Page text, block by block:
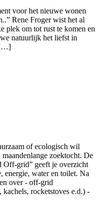
voor het nieuwe wonen
Rene Froger wist het al
plek om tot rust te komen en
natuurlijk het liefst in
[…]
of ecologisch wil
zoektocht. De
Off-grid” geeft je overzicht
energie, water en toilet. Na
over - off-grid
rocketstoves e.d.) -